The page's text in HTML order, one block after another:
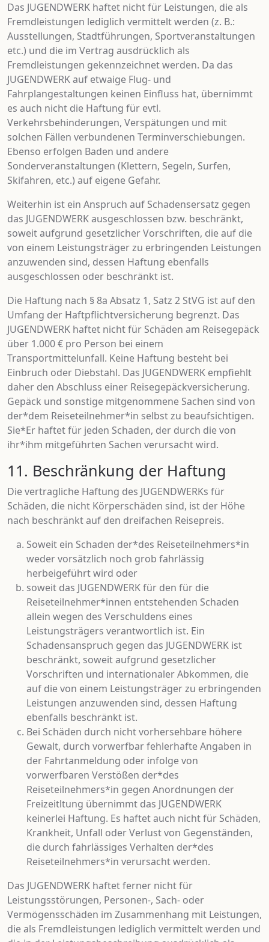
Das JUGENDWERK haftet nicht für Leistungen, die als
Fremdleistungen lediglich vermittelt werden (z. B.:
Ausstellungen, Stadtführungen, Sportveranstaltungen
etc.) und die im Vertrag ausdrücklich als
Fremdleistungen gekennzeichnet werden. Da das
JUGENDWERK auf etwaige Flug- und
Fahrplangestaltungen keinen Einfluss hat, übernimmt
es auch nicht die Haftung für evtl.
Verkehrsbehinderungen, Verspätungen und mit
solchen Fällen verbundenen Terminverschiebungen.
Ebenso erfolgen Baden und andere
Sonderveranstaltungen (Klettern, Segeln, Surfen,
Skifahren, etc.) auf eigene Gefahr.
Weiterhin ist ein Anspruch auf Schadensersatz gegen
das JUGENDWERK ausgeschlossen bzw. beschränkt,
soweit aufgrund gesetzlicher Vorschriften, die auf die
von einem Leistungsträger zu erbringenden Leistungen
anzuwenden sind, dessen Haftung ebenfalls
ausgeschlossen oder beschränkt ist.
Die Haftung nach § 8a Absatz 1, Satz 2 StVG ist auf den
Umfang der Haftpflichtversicherung begrenzt. Das
JUGENDWERK haftet nicht für Schäden am Reisegepäck
über 1.000 € pro Person bei einem
Transportmittelunfall. Keine Haftung besteht bei
Einbruch oder Diebstahl. Das JUGENDWERK empfiehlt
daher den Abschluss einer Reisegepäckversicherung.
Gepäck und sonstige mitgenommene Sachen sind von
der*dem Reiseteilnehmer*in selbst zu beaufsichtigen.
Sie*Er haftet für jeden Schaden, der durch die von
ihr*ihm mitgeführten Sachen verursacht wird.
11. Beschränkung der Haftung
Die vertragliche Haftung des JUGENDWERKs für
Schäden, die nicht Körperschäden sind, ist der Höhe
nach beschränkt auf den dreifachen Reisepreis.
Soweit ein Schaden der*des Reiseteilnehmers*in
weder vorsätzlich noch grob fahrlässig
herbeigeführt wird oder
soweit das JUGENDWERK für den für die
Reiseteilnehmer*innen entstehenden Schaden
allein wegen des Verschuldens eines
Leistungsträgers verantwortlich ist. Ein
Schadensanspruch gegen das JUGENDWERK ist
beschränkt, soweit aufgrund gesetzlicher
Vorschriften und internationaler Abkommen, die
auf die von einem Leistungsträger zu erbringenden
Leistungen anzuwenden sind, dessen Haftung
ebenfalls beschränkt ist.
Bei Schäden durch nicht vorhersehbare höhere
Gewalt, durch vorwerfbar fehlerhafte Angaben in
der Fahrtanmeldung oder infolge von
vorwerfbaren Verstößen der*des
Reiseteilnehmers*in gegen Anordnungen der
Freizeitltung übernimmt das JUGENDWERK
keinerlei Haftung. Es haftet auch nicht für Schäden,
Krankheit, Unfall oder Verlust von Gegenständen,
die durch fahrlässiges Verhalten der*des
Reiseteilnehmers*in verursacht werden.
Das JUGENDWERK haftet ferner nicht für
Leistungsstörungen, Personen-, Sach- oder
Vermögensschäden im Zusammenhang mit Leistungen,
die als Fremdleistungen lediglich vermittelt werden und